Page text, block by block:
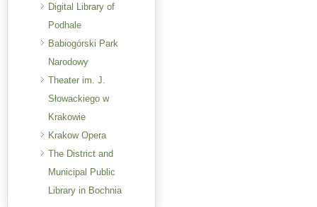
Digital Library of
Podhale
Babiogórski Park
Narodowy
Theater im. J.
Słowackiego w
Krakowie
Krakow Opera
The District and
Municipal Public
Library in Bochnia